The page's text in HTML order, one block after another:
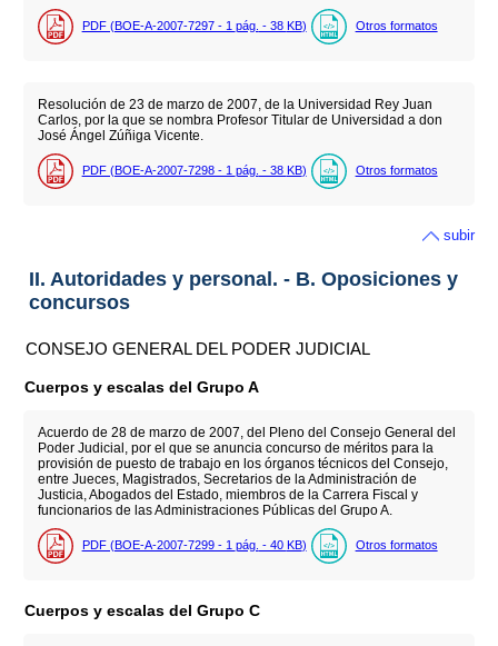
PDF (BOE-A-2007-7297 - 1 pág. - 38 KB) Otros formatos
Resolución de 23 de marzo de 2007, de la Universidad Rey Juan
Carlos, por la que se nombra Profesor Titular de Universidad a don
José Ángel Zúñiga Vicente.
PDF (BOE-A-2007-7298 - 1 pág. - 38 KB) Otros formatos
subir
II. Autoridades y personal. - B. Oposiciones y
concursos
CONSEJO GENERAL DEL PODER JUDICIAL
Cuerpos y escalas del Grupo A
Acuerdo de 28 de marzo de 2007, del Pleno del Consejo General del
Poder Judicial, por el que se anuncia concurso de méritos para la
provisión de puesto de trabajo en los órganos técnicos del Consejo,
entre Jueces, Magistrados, Secretarios de la Administración de
Justicia, Abogados del Estado, miembros de la Carrera Fiscal y
funcionarios de las Administraciones Públicas del Grupo A.
PDF (BOE-A-2007-7299 - 1 pág. - 40 KB) Otros formatos
Cuerpos y escalas del Grupo C